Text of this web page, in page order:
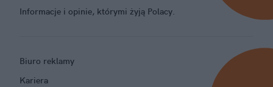
Informacje i opinie, którymi żyją Polacy.
Biuro reklamy
Kariera